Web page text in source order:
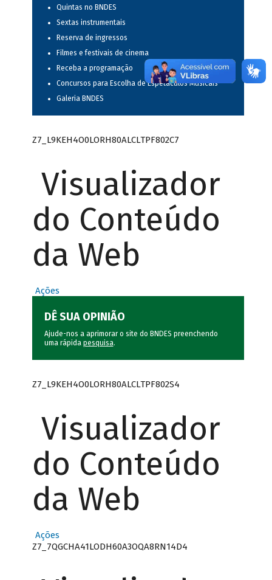
Quintas no BNDES
Sextas instrumentais
Reserva de ingressos
Filmes e festivais de cinema
Receba a programação
Concursos para Escolha de Espetáculos Musicais
Galeria BNDES
Z7_L9KEH4O0LORH80ALCLTPF802C7
Visualizador
do Conteúdo
da Web
Ações
DÊ SUA OPINIÃO
Ajude-nos a aprimorar o site do BNDES preenchendo
uma rápida pesquisa.
Z7_L9KEH4O0LORH80ALCLTPF802S4
Visualizador
do Conteúdo
da Web
Ações
Z7_7QGCHA41LODH60A3OQA8RN14D4